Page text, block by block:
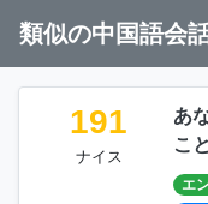
類似の中国語会
191
ナイス
あ
こ
エ